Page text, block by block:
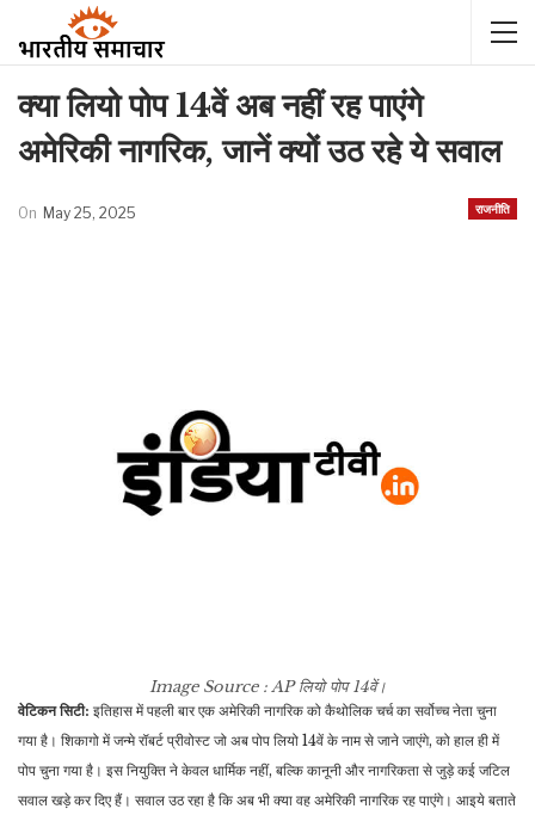
क्या लियो पोप 14वें अब नहीं रह पाएंगे
अमेरिकी नागरिक, जानें क्यों उठ रहे ये सवाल
राजनीति
On May 25, 2025
Image Source : APलियो पोप 14वें।
वेटिकन सिटी: इतिहास में पहली बार एक अमेरिकी नागरिक को कैथोलिक चर्च का सर्वोच्च नेता चुना
गया है। शिकागो में जन्मे रॉबर्ट प्रीवोस्ट जो अब पोप लियो 14वें के नाम से जाने जाएंगे, को हाल ही में
पोप चुना गया है। इस नियुक्ति ने केवल धार्मिक नहीं, बल्कि कानूनी और नागरिकता से जुड़े कई जटिल
सवाल खड़े कर दिए हैं। सवाल उठ रहा है कि अब भी क्या वह अमेरिकी नागरिक रह पाएंगे। आइये बताते